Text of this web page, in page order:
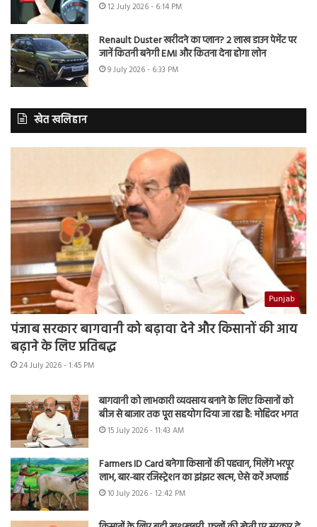
12 July 2026 - 6:14 PM
Renault Duster खरीदने का प्लान? 2 लाख डाउन पेमेंट पर
जानें कितनी बनेगी EMI और कितना देना होगा लोन
9 July 2026 - 6:33 PM
खेत खलिहान
Punjab
पंजाब सरकार बागवानी को बढ़ावा देने और किसानों की आय
बढ़ाने के लिए प्रतिबद्ध
24 July 2026 - 1:45 PM
बागवानी को लाभकारी व्यवसाय बनाने के लिए किसानों को
बीज से बाजार तक पूरा सहयोग दिया जा रहा है: मोहिंदर भगत
15 July 2026 - 11:43 AM
Farmers ID Card बनेगा किसानों की पहचान, मिलेंगे भरपूर
लाभ, बार-बार रजिस्ट्रेशन का झंझट खत्म, ऐसे करें अप्लाई
10 July 2026 - 12:42 PM